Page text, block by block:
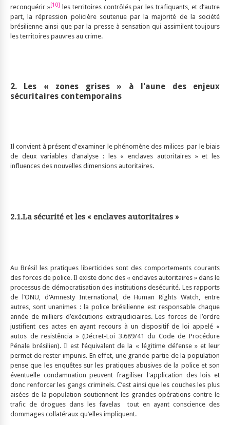
reconquérir »[10]
les territoires contrôlés par les trafiquants, et d’autre
part, la répression policière soutenue par la majorité de la société
brésilienne ainsi que par la presse à sensation qui assimilent toujours
les territoires pauvres au crime.
2. Les « zones grises » à l'aune des enjeux
sécuritaires contemporains
Il convient à présent d'examiner le phénomène des milices par le biais
de deux variables d’analyse : les « enclaves autoritaires » et les
influences des nouvelles dimensions autoritaires.
2.1.La sécurité et les « enclaves autoritaires »
Au Brésil les pratiques liberticides sont des comportements courants
des forces de police. Il existe donc des « enclaves autoritaires » dans le
processus de démocratisation des institutions desécurité. Les rapports
de l’ONU, d'Amnesty International, de Human Rights Watch, entre
autres, sont unanimes : la police brésilienne est responsable chaque
année de milliers d’exécutions extrajudiciaires. Les forces de l’ordre
justifient ces actes en ayant recours à un dispositif de loi appelé «
autos de resistência » (Décret-Loi 3.689/41 du Code de Procédure
Pénale brésilien). Il est l’équivalent de la « légitime défense » et leur
permet de rester impunis. En effet, une grande partie de la population
pense que les enquêtes sur les pratiques abusives de la police et son
éventuelle condamnation peuvent fragiliser l'application des lois et
donc renforcer les gangs criminels. C’est ainsi que les couches les plus
aisées de la population soutiennent les grandes opérations contre le
trafic de drogues dans les favelas tout en ayant conscience des
dommages collatéraux qu’elles impliquent.